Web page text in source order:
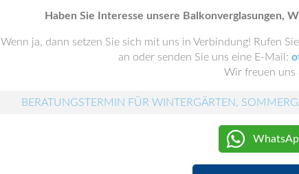
Haben Sie Interesse unsere Balkonverglasungen,
Wenn ja, dann setzen Sie sich mit uns in Verbindung! Rufen
an oder senden Sie uns eine E-Mail:
Wir freuen uns
BERATUNGSTERMIN FÜR WINTERGÄRTEN,